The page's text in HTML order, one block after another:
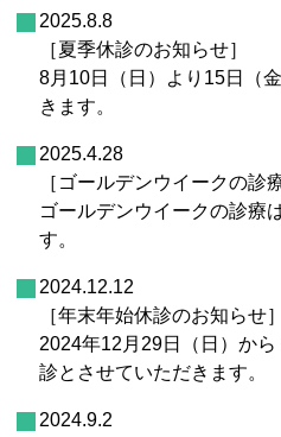
2025.8.8
［夏季休診のお知らせ］
8月10日（日）より15日（
きます。
2025.4.28
［ゴールデンウイークの診
ゴールデンウイークの診療
す。
2024.12.12
［年末年始休診のお知らせ］
2024年12月29日（日）か
診とさせていただきます。
2024.9.2